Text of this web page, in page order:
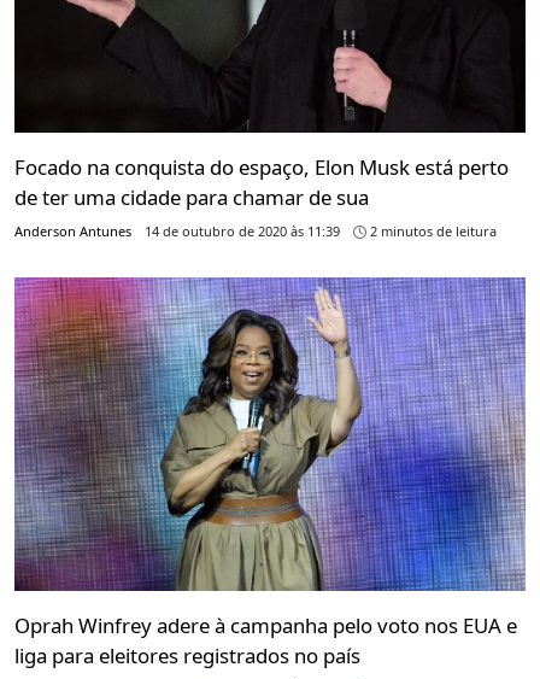
Focado na conquista do espaço, Elon Musk está perto
de ter uma cidade para chamar de sua
Anderson Antunes 14 de outubro de 2020 às 11:39 2 minutos de leitura
Oprah Winfrey adere à campanha pelo voto nos EUA e
liga para eleitores registrados no país